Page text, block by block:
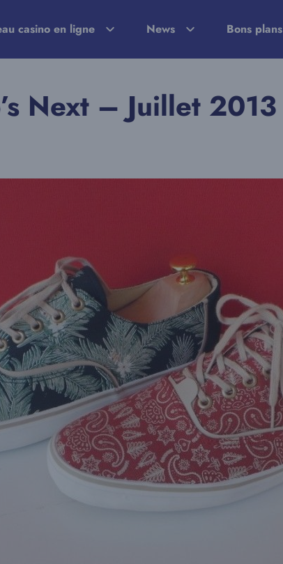
casino en ligne News Bons plans
Next – Juillet 2013